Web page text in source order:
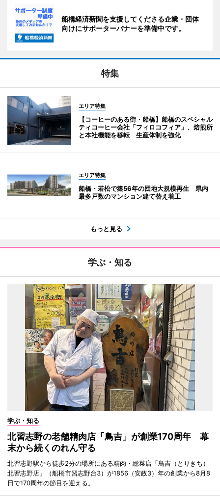
船橋経済新聞を支援してくださる企業・団体
向けにサポーターバナーを準備中です。
特集
エリア特集
【コーヒーのある街・船橋】船橋のスペシャル
ティコーヒー会社「フィロコフィア」、焙煎所
と本社機能を移転 生産体制を強化
エリア特集
船橋・若松で築56年の団地大規模再生 県内
最多戸数のマンション建て替え着工
もっと見る
学ぶ・知る
学ぶ・知る
北習志野の老舗精肉店「鳥吉」が創業170周年 幕
末から続くのれん守る
北習志野駅から徒歩2分の場所にある精肉・総菜店「鳥吉（とりきち）
北習志野店」（船橋市習志野台3）が1856（安政3）年の創業から8月8
日で170周年の節目を迎える。